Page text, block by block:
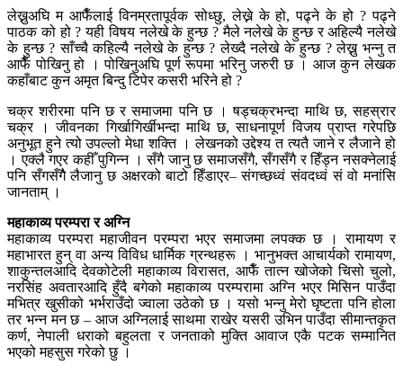
लेख्नुअघि म आफैँलाई विनम्रतापूर्वक सोध्छु, लेख्ने के हो, पढ्ने के हो ? पढ्ने
पाठक को हो ? यही विषय नलेखे के हुन्छ ? मैले नलेखे के हुन्छ र अहिल्यै नलेखे
के हुन्छ ? साँच्चै कहिल्यै नलेखे के हुन्छ ? लेख्दै नलेखे के हुन्छ ? लेख्नु भन्नु त
आफैँ पोखिनु हो । पोखिनुअघि पूर्ण रूपमा भरिनु जरुरी छ । आज कुन लेखक
कहाँबाट कुन अमृत बिन्दु टिपेर कसरी भरिने हो ?
चक्र शरीरमा पनि छ र समाजमा पनि छ । षड्चक्रभन्दा माथि छ, सहस्रार
चक्र । जीवनका गिर्खागिर्खीभन्दा माथि छ, साधनापूर्ण विजय प्राप्त गरेपछि
अनुभूत हुने त्यो उपल्लो मेधा शक्ति । लेखनको उद्देश्य त त्यतै जाने र लैजाने हो
। एक्लै गएर कहीँ पुगिन्न । सँगै जानु छ समाजसँगै, सँगसँगै र हिँड्न नसक्नेलाई
पनि सँगसँगैै लैजानु छ अक्षरको बाटो हिँडाएर– संगच्छध्वं संवदध्वं सं वो मनांसि
जानताम् ।
महाकाव्य परम्परा र अग्नि
महाकाव्य परम्परा महाजीवन परम्परा भएर समाजमा लपक्क छ । रामायण र
महाभारत हुन् वा अन्य विविध धार्मिक ग्रन्थहरू । भानुभक्त आचार्यको रामायण,
शाकुन्तलआदि देवकोटेली महाकाव्य विरासत, आफैँ तात्न खोजेको चिसो चुलो,
नरसिंह अवतारआदि हुँदै बगेको महाकाव्य परम्परामा अग्नि भएर मिसिन पाउँदा
मभित्र खुसीको भर्भराउँदो ज्वाला उठेको छ । यसो भन्नु मेरो घृष्टता पनि होला
तर भन्न मन छ – आज अग्निलाई साथमा राखेर यसरी उभिन पाउँदा सीमान्तकृत
कर्ण, नेपाली धराको बहुलता र जनताको मुक्ति आवाज एकै पटक सम्मानित
भएको महसुस गरेको छु ।